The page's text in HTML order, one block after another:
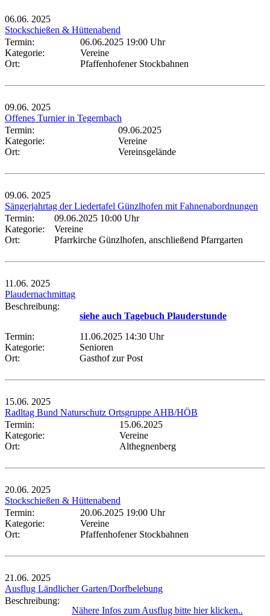
06.06. 2025
Stockschießen & Hüttenabend
Termin:
06.06.2025 19:00 Uhr
Kategorie:
Vereine
Ort:
Pfaffenhofener Stockbahnen
09.06. 2025
Offenes Turnier in Tegernbach
Termin:
09.06.2025
Kategorie:
Vereine
Ort:
Vereinsgelände
09.06. 2025
Sängerjahrtag der Liedertafel Günzlhofen mit Fahnenabordnungen
Termin:
09.06.2025 10:00 Uhr
Kategorie:
Vereine
Ort:
Pfarrkirche Günzlhofen, anschließend Pfarrgarten
11.06. 2025
Plaudernachmittag
Beschreibung:
siehe auch Tagebuch Plauderstunde
Termin:
11.06.2025 14:30 Uhr
Kategorie:
Senioren
Ort:
Gasthof zur Post
15.06. 2025
Radltag Bund Naturschutz Ortsgruppe AHB/HÖB
Termin:
15.06.2025
Kategorie:
Vereine
Ort:
Althegnenberg
20.06. 2025
Stockschießen & Hüttenabend
Termin:
20.06.2025 19:00 Uhr
Kategorie:
Vereine
Ort:
Pfaffenhofener Stockbahnen
21.06. 2025
Ausflug Ländlicher Garten/Dorfbelebung
Beschreibung:
Nähere Infos zum Ausflug bitte hier klicken..